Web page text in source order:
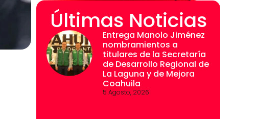
Últimas Noticias
Entrega Manolo Jiménez
nombramientos a
titulares de la Secretaría
de Desarrollo Regional de
La Laguna y de Mejora
Coahuila
5 Agosto, 2026